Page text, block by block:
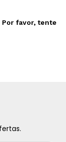
Por favor, tente